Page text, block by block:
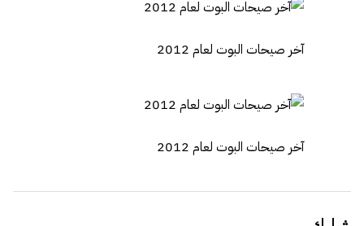
آخر صيحات البوت لعام 2012
آخر صيحات البوت لعام 2012